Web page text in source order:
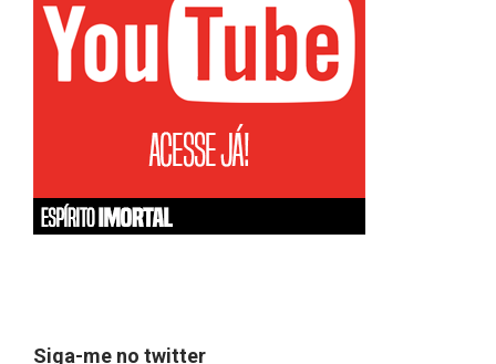
Siga-me no twitter